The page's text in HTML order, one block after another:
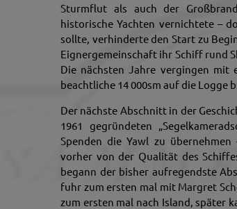
Sturmflut als auch der
historische Yachten vernichtete –
sollte, verhinderte den Start zu
Eignergemeinschaft ihr Schiff rund
Die nächsten Jahre vergingen mit
beachtliche 14 000sm auf die Logge
Der nächste Abschnitt in der
1961 gegründeten
Spenden die Yawl zu
vorher von der Qualität des
begann der bisher aufregendste
fuhr zum ersten mal mit Margret
zum ersten mal nach Island, später